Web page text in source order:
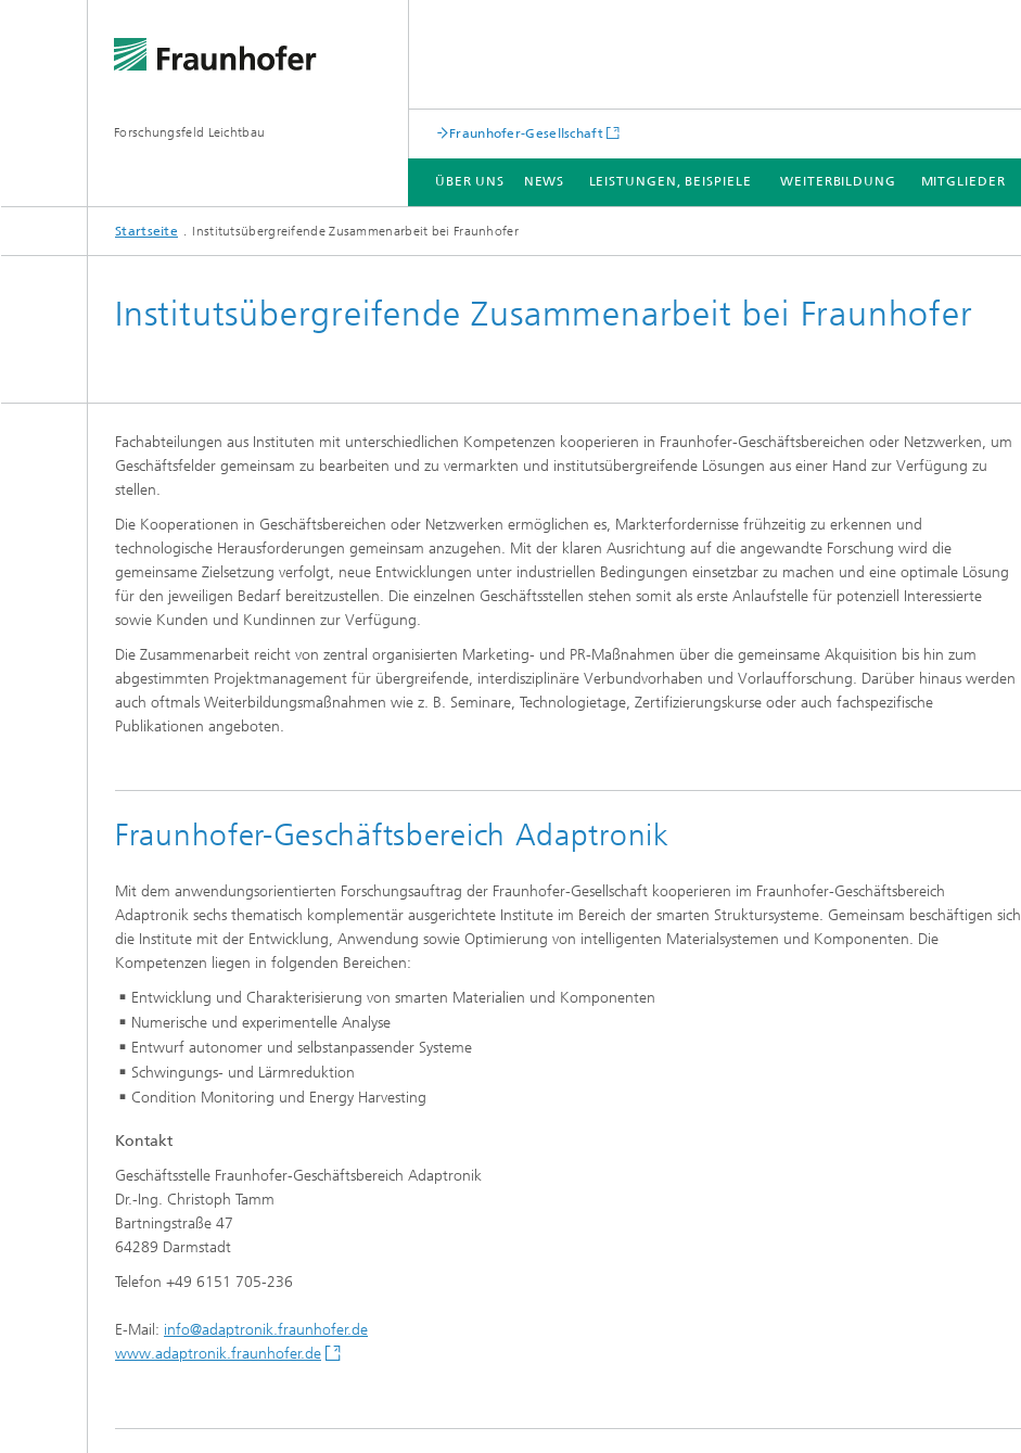
Forschungsfeld Leichtbau Fraunhofer-Gesellschaft
ÜBER UNS NEWS LEISTUNGEN, BEISPIELE WEITERBILDUNG MITGLIEDER
Startseite Institutsübergreifende Zusammenarbeit bei Fraunhofer
Institutsübergreifende Zusammenarbeit bei Fraunhofer
Fachabteilungen aus Instituten mit unterschiedlichen Kompetenzen kooperieren in Fraunhofer-Geschäftsbereichen oder Netzwerken, um
Geschäftsfelder gemeinsam zu bearbeiten und zu vermarkten und institutsübergreifende Lösungen aus einer Hand zur Verfügung zu
stellen.
Die Kooperationen in Geschäftsbereichen oder Netzwerken ermöglichen es, Markterfordernisse frühzeitig zu erkennen und
technologische Herausforderungen gemeinsam anzugehen. Mit der klaren Ausrichtung auf die angewandte Forschung wird die
gemeinsame Zielsetzung verfolgt, neue Entwicklungen unter industriellen Bedingungen einsetzbar zu machen und eine optimale Lösung
für den jeweiligen Bedarf bereitzustellen. Die einzelnen Geschäftsstellen stehen somit als erste Anlaufstelle für potenziell Interessierte
sowie Kunden und Kundinnen zur Verfügung.
Die Zusammenarbeit reicht von zentral organisierten Marketing- und PR-Maßnahmen über die gemeinsame Akquisition bis hin zum
abgestimmten Projektmanagement für übergreifende, interdisziplinäre Verbundvorhaben und Vorlaufforschung. Darüber hinaus werden
auch oftmals Weiterbildungsmaßnahmen wie z. B. Seminare, Technologietage, Zertifizierungskurse oder auch fachspezifische
Publikationen angeboten.
Fraunhofer-Geschäftsbereich Adaptronik
Mit dem anwendungsorientierten Forschungsauftrag der Fraunhofer-Gesellschaft kooperieren im Fraunhofer-Geschäftsbereich
Adaptronik sechs thematisch komplementär ausgerichtete Institute im Bereich der smarten Struktursysteme. Gemeinsam beschäftigen sich
die Institute mit der Entwicklung, Anwendung sowie Optimierung von intelligenten Materialsystemen und Komponenten. Die
Kompetenzen liegen in folgenden Bereichen:
Entwicklung und Charakterisierung von smarten Materialien und Komponenten
Numerische und experimentelle Analyse
Entwurf autonomer und selbstanpassender Systeme
Schwingungs- und Lärmreduktion
Condition Monitoring und Energy Harvesting
Kontakt
Geschäftsstelle Fraunhofer-Geschäftsbereich Adaptronik
Dr.-Ing. Christoph Tamm
Bartningstraße 47
64289 Darmstadt
Telefon +49 6151 705-236
E-Mail: info@adaptronik.fraunhofer.de
www.adaptronik.fraunhofer.de